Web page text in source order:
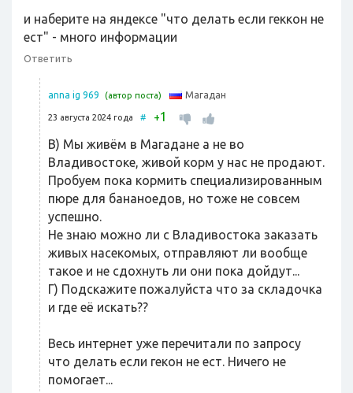
и наберите на яндексе "что делать если геккон не
ест" - много информации
Ответить
anna ig 969 (автор поста) Магадан
23 августа 2024 года # +1
В) Мы живём в Магадане а не во
Владивостоке, живой корм у нас не продают.
Пробуем пока кормить специализированным
пюре для бананоедов, но тоже не совсем
успешно.
Не знаю можно ли с Владивостока заказать
живых насекомых, отправляют ли вообще
такое и не сдохнуть ли они пока дойдут...
Г) Подскажите пожалуйста что за складочка
и где её искать??
Весь интернет уже перечитали по запросу
что делать если гекон не ест. Ничего не
помогает...